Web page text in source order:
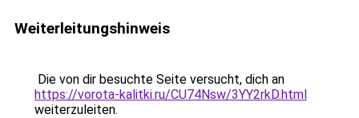
Weiterleitungshinweis
Die von dir besuchte Seite versucht, dich an
https://vorota-kalitki.ru/CU74Nsw/3YY2rkD.html
weiterzuleiten.